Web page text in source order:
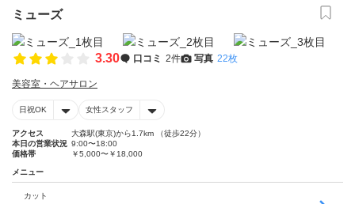
ミューズ
3.30 口コミ 2件 写真 22枚
美容室・ヘアサロン
日祝OK 女性スタッフ
アクセス
大森駅(東京)から1.7km （徒歩22分）
本日の営業状況 9:00〜18:00
価格帯
￥5,000〜￥18,000
メニュー
カット